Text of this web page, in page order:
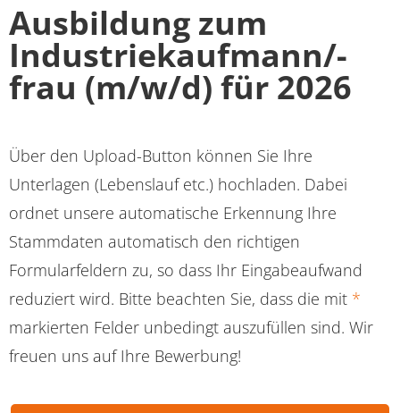
Ausbildung zum
Industriekaufmann/-
frau (m/w/d) für 2026
Über den Upload-Button können Sie Ihre
Unterlagen (Lebenslauf etc.) hochladen. Dabei
ordnet unsere automatische Erkennung Ihre
Stammdaten automatisch den richtigen
Formularfeldern zu, so dass Ihr Eingabeaufwand
reduziert wird. Bitte beachten Sie, dass die mit *
markierten Felder unbedingt auszufüllen sind. Wir
freuen uns auf Ihre Bewerbung!